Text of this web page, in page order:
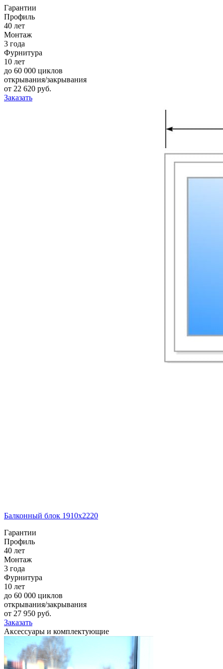
Гарантии
Профиль
40 лет
Монтаж
3 года
Фурнитура
10 лет
до 60 000 циклов
открывания/закрывания
от 22 620 pуб.
Заказать
Балконный блок 1910х2220
Гарантии
Профиль
40 лет
Монтаж
3 года
Фурнитура
10 лет
до 60 000 циклов
открывания/закрывания
от 27 950 pуб.
Заказать
Аксессуары и комплектующие